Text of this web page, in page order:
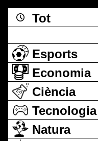
Tot
Esports
Economia
Ciència
Tecnologia
Natura